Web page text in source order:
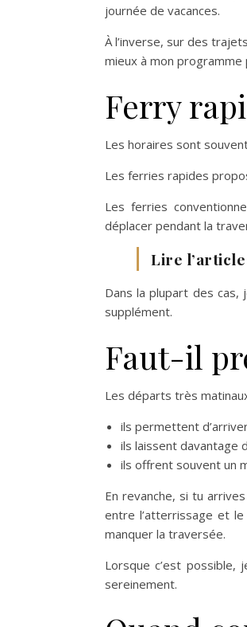
journée de vacances.
À l’inverse, sur des
mieux à mon
Ferry
Les horaires sont
Les ferries rapides
Les ferries
déplacer pendant la
Lire
Dans la plupart des
supplément.
Faut-il
Les départs très
ils permettent
ils laissent davantage
ils offrent souvent un
En revanche, si tu
entre l’atterrissage et
manquer la traversée.
Lorsque c’est
sereinement.